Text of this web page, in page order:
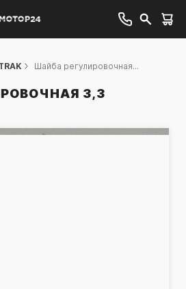
Шайба регулировочная...
3,3